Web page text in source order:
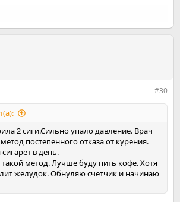
#30
2 сиги.Сильно упало давление. Врач
постепенного отказа от курения.
в день.
метод. Лучше буду пить кофе. Хотя
желудок. Обнуляю счетчик и начинаю